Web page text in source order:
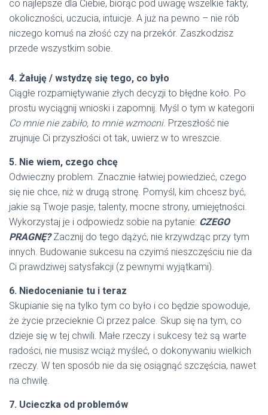
co najlepsze dla Ciebie, biorąc pod uwagę wszelkie fakty,
okoliczności, uczucia, intuicje. A już na pewno – nie rób
niczego komuś na złość czy na przekór. Zaszkodzisz
przede wszystkim sobie.
4. Żałuję / wstydzę się tego, co było
Ciągłe rozpamiętywanie złych decyzji to błędne koło. Po
prostu wyciągnij wnioski i zapomnij. Myśl o tym w kategorii
Co mnie nie zabiło, to mnie wzmocni. Przeszłość nie
zrujnuje Ci przyszłości ot tak, uwierz w to wreszcie.
5. Nie wiem, czego chcę
Odwieczny problem. Znacznie łatwiej powiedzieć, czego
się nie chce, niż w drugą stronę. Pomyśl, kim chcesz być,
jakie są Twoje pasje, talenty, mocne strony, umiejętności.
Wykorzystaj je i odpowiedz sobie na pytanie: CZEGO
PRAGNĘ?Zacznij do tego dążyć, nie krzywdząc przy tym
innych. Budowanie sukcesu na czyimś nieszczęściu nie da
Ci prawdziwej satysfakcji (z pewnymi wyjątkami).
6. Niedocenianie tu i teraz
Skupianie się na tylko tym co było i co będzie spowoduje,
że życie przecieknie Ci przez palce. Skup się na tym, co
dzieje się w tej chwili. Małe rzeczy i sukcesy też są warte
radości, nie musisz wciąż myśleć, o dokonywaniu wielkich
rzeczy. W ten sposób nie da się osiągnąć szczęścia, nawet
na chwilę.
7. Ucieczka od problemów